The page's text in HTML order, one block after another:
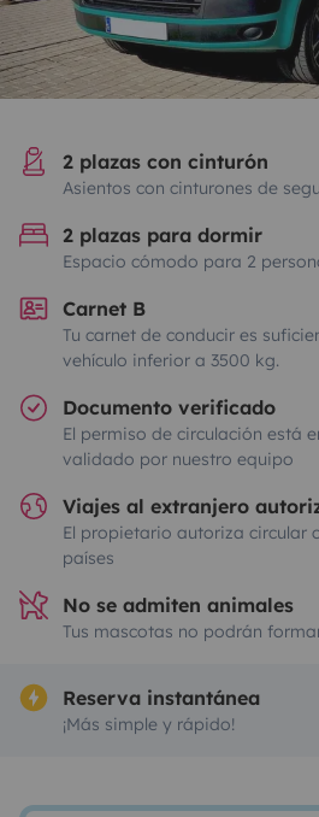
2 plazas con cinturón
Asientos con cinturones de
2 plazas para dormir
Espacio cómodo para 2
Carnet B
Tu carnet de conducir es
vehículo inferior a 3500 kg.
Documento verificado
El permiso de circulación está
validado por nuestro equipo
Viajes al extranjero
El propietario autoriza circular
países
No se admiten animales
Tus mascotas no podrán
Reserva instantánea
¡Más simple y rápido!